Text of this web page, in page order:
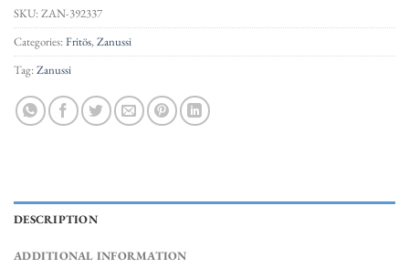
SKU:ZAN-392337
Categories:Fritös,Zanussi
Tag:Zanussi
DESCRIPTION
ADDITIONAL INFORMATION